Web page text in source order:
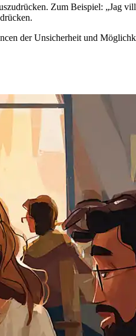
Zum Beispiel: „Jag
der Unsicherheit und